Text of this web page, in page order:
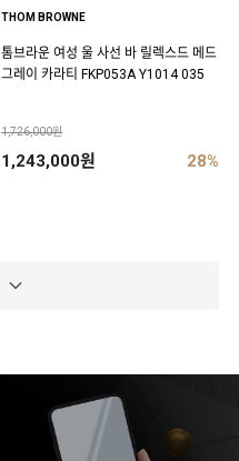
THOM BROWNE
톰브라운 여성 울 사선 바 릴렉스드 메드
그레이 카라티 FKP053A Y1014 035
1,726,000원
1,243,000원 28%